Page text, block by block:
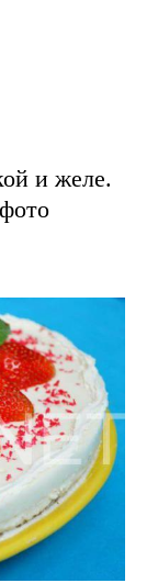
и желе.